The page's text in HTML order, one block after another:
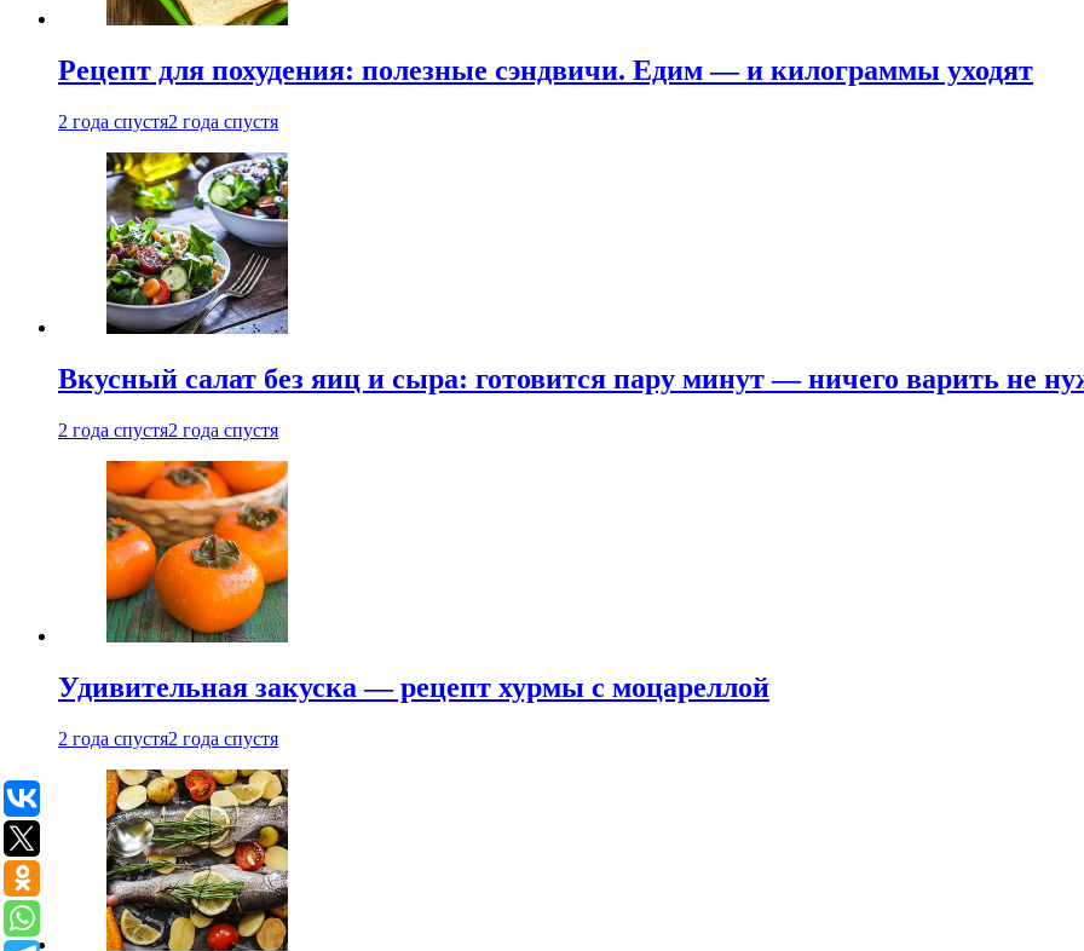
Рецепт для похудения: полезные сэндвичи. Едим — и килограммы уходят
2 года спустя2 года спустя
Вкусный салат без яиц и сыра: готовится пару минут — ничего варить не
2 года спустя2 года спустя
Удивительная закуска — рецепт хурмы с моцареллой
2 года спустя2 года спустя